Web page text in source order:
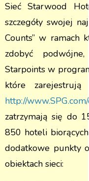
Sieć Starwood
szczegóły swojej
Counts” w ramach
zdobyć
Starpoints w
które
http://
zatrzymają się do
850 hoteli
dodatkowe punkty
obiektach sieci: